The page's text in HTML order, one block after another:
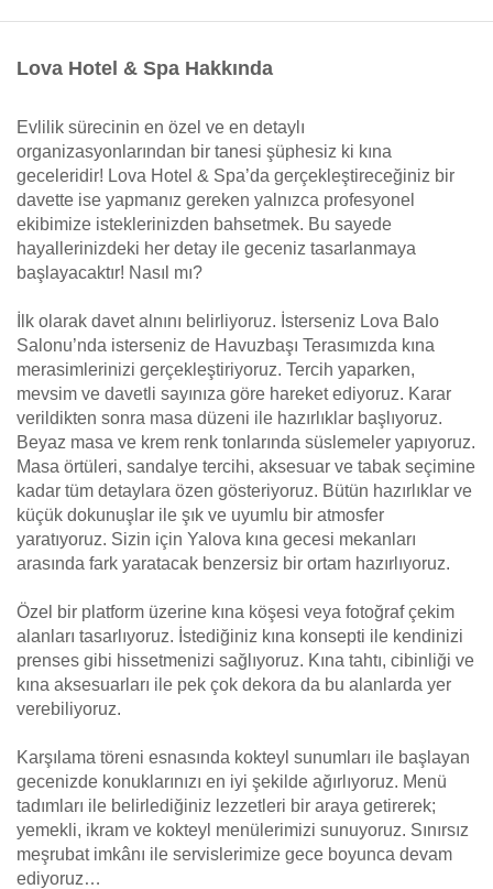
Lova Hotel & Spa Hakkında
Evlilik sürecinin en özel ve en detaylı
organizasyonlarından bir tanesi şüphesiz ki kına
geceleridir! Lova Hotel & Spa’da gerçekleştireceğiniz bir
davette ise yapmanız gereken yalnızca profesyonel
ekibimize isteklerinizden bahsetmek. Bu sayede
hayallerinizdeki her detay ile geceniz tasarlanmaya
başlayacaktır! Nasıl mı?
İlk olarak davet alnını belirliyoruz. İsterseniz Lova Balo
Salonu’nda isterseniz de Havuzbaşı Terasımızda kına
merasimlerinizi gerçekleştiriyoruz. Tercih yaparken,
mevsim ve davetli sayınıza göre hareket ediyoruz. Karar
verildikten sonra masa düzeni ile hazırlıklar başlıyoruz.
Beyaz masa ve krem renk tonlarında süslemeler yapıyoruz.
Masa örtüleri, sandalye tercihi, aksesuar ve tabak seçimine
kadar tüm detaylara özen gösteriyoruz. Bütün hazırlıklar ve
küçük dokunuşlar ile şık ve uyumlu bir atmosfer
yaratıyoruz. Sizin için Yalova kına gecesi mekanları
arasında fark yaratacak benzersiz bir ortam hazırlıyoruz.
Özel bir platform üzerine kına köşesi veya fotoğraf çekim
alanları tasarlıyoruz. İstediğiniz kına konsepti ile kendinizi
prenses gibi hissetmenizi sağlıyoruz. Kına tahtı, cibinliği ve
kına aksesuarları ile pek çok dekora da bu alanlarda yer
verebiliyoruz.
Karşılama töreni esnasında kokteyl sunumları ile başlayan
gecenizde konuklarınızı en iyi şekilde ağırlıyoruz. Menü
tadımları ile belirlediğiniz lezzetleri bir araya getirerek;
yemekli, ikram ve kokteyl menülerimizi sunuyoruz. Sınırsız
meşrubat imkânı ile servislerimize gece boyunca devam
ediyoruz…